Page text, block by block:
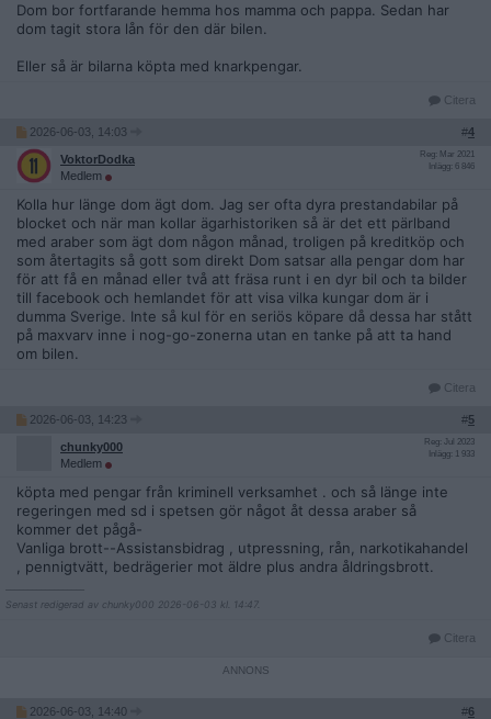
Dom bor fortfarande hemma hos mamma och pappa. Sedan har
dom tagit stora lån för den där bilen.
Eller så är bilarna köpta med knarkpengar.
Citera
2026-06-03, 14:03 #4
VoktorDodka
Medlem
Reg: Mar 2021
Inlägg: 6 846
Kolla hur länge dom ägt dom. Jag ser ofta dyra prestandabilar på
blocket och när man kollar ägarhistoriken så är det ett pärlband
med araber som ägt dom någon månad, troligen på kreditköp och
som återtagits så gott som direkt Dom satsar alla pengar dom har
för att få en månad eller två att fräsa runt i en dyr bil och ta bilder
till facebook och hemlandet för att visa vilka kungar dom är i
dumma Sverige. Inte så kul för en seriös köpare då dessa har stått
på maxvarv inne i nog-go-zonerna utan en tanke på att ta hand
om bilen.
Citera
2026-06-03, 14:23 #5
chunky000
Medlem
Reg: Jul 2023
Inlägg: 1 933
köpta med pengar från kriminell verksamhet . och så länge inte
regeringen med sd i spetsen gör något åt dessa araber så
kommer det pågå-
Vanliga brott--Assistansbidrag , utpressning, rån, narkotikahandel
, pennigtvätt, bedrägerier mot äldre plus andra åldringsbrott.
Senast redigerad av chunky000 2026-06-03 kl. 14:47.
Citera
2026-06-03, 14:40 #6